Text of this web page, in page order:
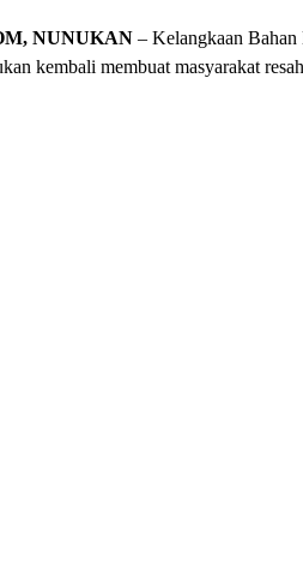
NUNUKAN – Kelangkaan
kembali membuat masyarakat